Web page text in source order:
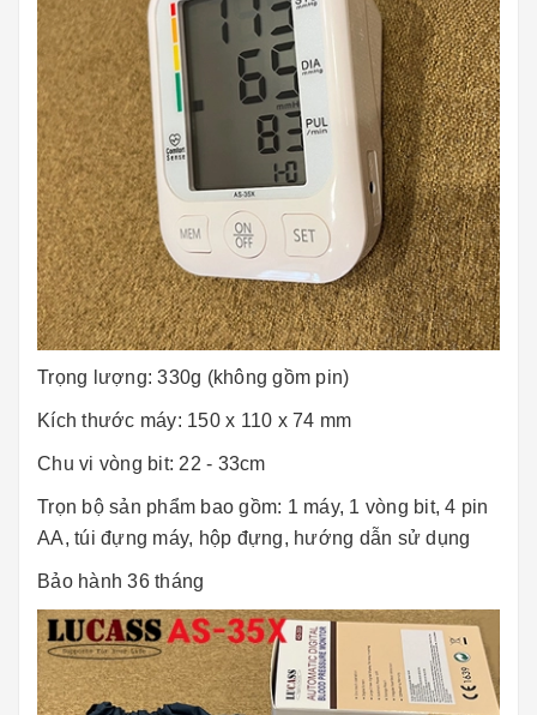
Trọng lượng: 330g (không gồm pin)
Kích thước máy: 150 x 110 x 74 mm
Chu vi vòng bit: 22 - 33cm
Trọn bộ sản phẩm bao gồm: 1 máy, 1 vòng bit, 4 pin
AA, túi đựng máy, hộp đựng, hướng dẫn sử dụng
Bảo hành 36 tháng